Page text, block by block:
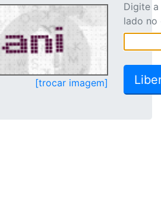
[trocar imagem]
Digite
lado no